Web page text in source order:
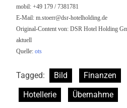
mobil: +49 179 / 7381781
E-Mail: m.stoerr@dsr-hotelholding.de
Original-Content von: DSR Hotel Holding
aktuell
Quelle: ots
Tagged: Bild Finanzen
Hotellerie
Übernahme